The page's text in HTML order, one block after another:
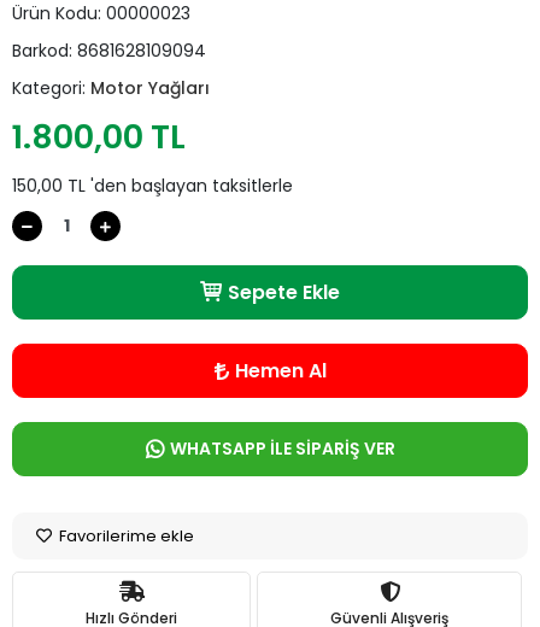
Ürün Kodu: 00000023
Barkod: 8681628109094
Kategori: Motor Yağları
1.800,00 TL
150,00 TL 'den başlayan taksitlerle
Sepete Ekle
Hemen Al
WHATSAPP İLE SİPARİŞ VER
Favorilerime ekle
Hızlı Gönderi Güvenli Alışveriş